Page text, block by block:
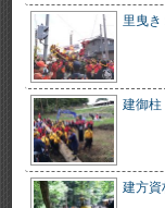
里曳
建御柱
建方資